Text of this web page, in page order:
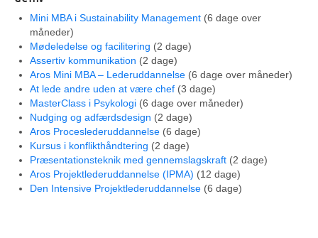
Mini MBA i Sustainability Management (6 dage over
måneder)
Mødeledelse og facilitering (2 dage)
Assertiv kommunikation (2 dage)
Aros Mini MBA – Lederuddannelse (6 dage over måneder)
At lede andre uden at være chef (3 dage)
MasterClass i Psykologi (6 dage over måneder)
Nudging og adfærdsdesign (2 dage)
Aros Proceslederuddannelse (6 dage)
Kursus i konflikthåndtering (2 dage)
Præsentationsteknik med gennemslagskraft (2 dage)
Aros Projektlederuddannelse (IPMA) (12 dage)
Den Intensive Projektlederuddannelse (6 dage)